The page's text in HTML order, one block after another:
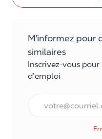
M'informez pour
similaires
Inscrivez-vous
d’emploi
Courriel*